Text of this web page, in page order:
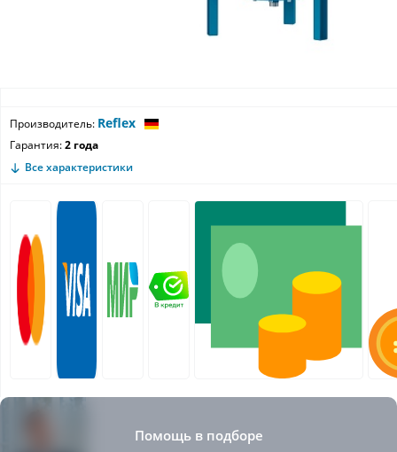
Производитель: Reflex
Гарантия:2 года
Все характеристики
Помощь в подборе